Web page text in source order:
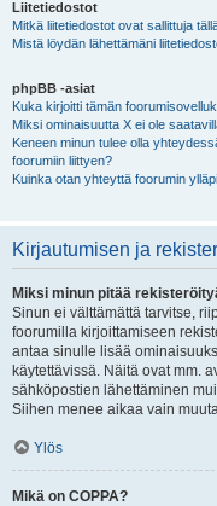
Liitetiedostot
Mitkä liitetiedostot ovat sallittuja
Mistä löydän lähettämäni
phpBB -asiat
Kuka kirjoitti tämän
Miksi ominaisuutta X ei ole
Keneen minun tulee olla
foorumiin liittyen?
Kuinka otan yhteyttä foorumin
Kirjautumisen ja
Miksi minun pitää
Sinun ei välttämättä tarvitse,
foorumilla kirjoittamiseen
antaa sinulle lisää
käytettävissä. Näitä ovat mm.
sähköpostien lähettäminen
Siihen menee aikaa vain
Ylös
Mikä on COPPA?